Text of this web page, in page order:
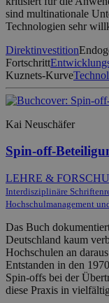
sind multinationale
Technologien sehr
Direktinvestition
Fortschritt
Kuznets-Kurve
Kai Neuschäfer
Spin-off-
LEHRE &
Interdisziplinäre
Hochschulmanagement
Das Buch
Deutschland kaum
Hochschulen an
Entstanden in den
Spin-offs bei der
diese Praxis in